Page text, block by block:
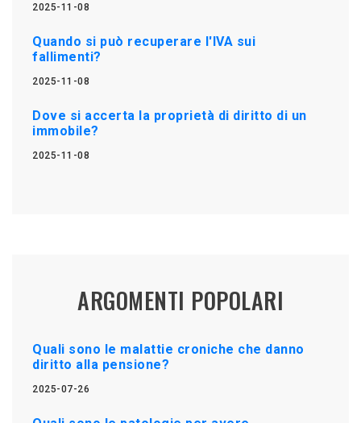
2025-11-08
Quando si può recuperare l'IVA sui
fallimenti?
2025-11-08
Dove si accerta la proprietà di diritto di un
immobile?
2025-11-08
ARGOMENTI POPOLARI
Quali sono le malattie croniche che danno
diritto alla pensione?
2025-07-26